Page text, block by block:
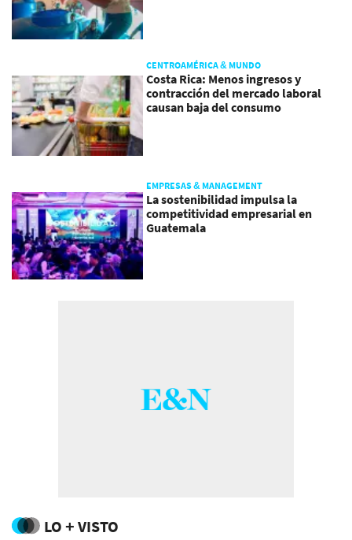
CENTROAMÉRICA & MUNDO
Costa Rica: Menos ingresos y
contracción del mercado laboral
causan baja del consumo
EMPRESAS & MANAGEMENT
La sostenibilidad impulsa la
competitividad empresarial en
Guatemala
LO + VISTO